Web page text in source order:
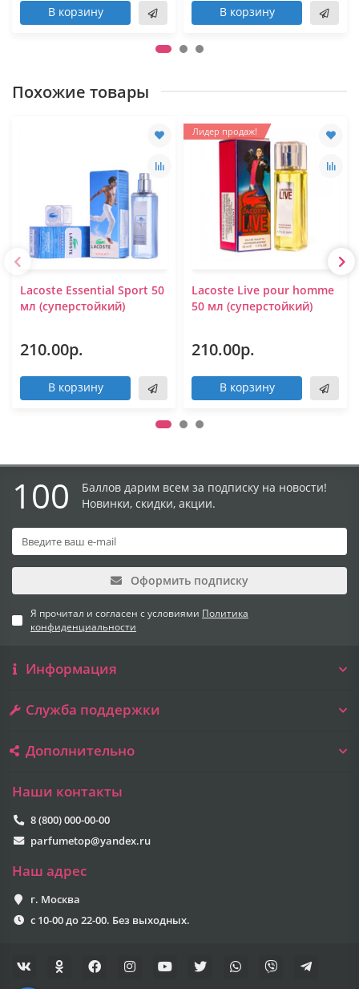
В корзину В корзину
Похожие товары
Lacoste Essential Sport 50
мл (суперстойкий)
210.00р.
В корзину
Лидер продаж!
Lacoste Live pour homme
50 мл (суперстойкий)
210.00р.
В корзину
100
Баллов дарим всем за подписку на новости!
Новинки, скидки, акции.
Оформить подписку
Я прочитал и согласен с условиями Политика
конфиденциальности
Информация
Служба поддержки
Дополнительно
Наши контакты
8 (800) 000-00-00
parfumetop@yandex.ru
Наш адрес
г. Москва
с 10-00 до 22-00. Без выходных.